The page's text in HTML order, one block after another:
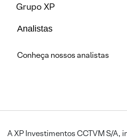
Grupo XP
Analistas
Conheça nossos analistas
A XP Investimentos CCTVM S/A,